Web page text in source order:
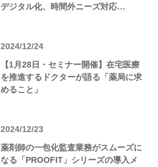
デジタル化、時間外ニーズ対応…
2024/12/24
【1月28日・セミナー開催】在宅医療
を推進するドクターが語る「薬局に求
めること」
2024/12/23
薬剤師の一包化監査業務がスムーズに
なる「PROOFIT」シリーズの導入メ